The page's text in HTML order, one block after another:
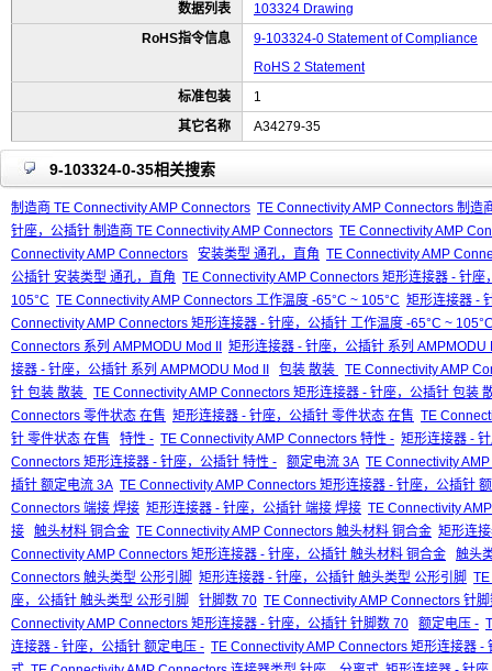
数据列表
103324 Drawing
RoHS指令信息
9-103324-0 Statement of Compliance
RoHS 2 Statement
标准包装
1
其它名称
A34279-35
9-103324-0-35相关搜索
制造商 TE Connectivity AMP Connectors TE Connectivity AMP Connectors 制造
针座，公插针 制造商 TE Connectivity AMP Connectors TE Connectivity AMP
Connectivity AMP Connectors
安装类型 通孔，直角 TE Connectivity AMP
公插针 安装类型 通孔，直角 TE Connectivity AMP Connectors 矩形连接器 - 针座
105°C TE Connectivity AMP Connectors 工作温度 -65°C ~ 105°C 矩形连接器 -
Connectivity AMP Connectors 矩形连接器 - 针座，公插针 工作温度 -65°C ~
Connectors 系列 AMPMODU Mod II
矩形连接器 - 针座，公插针 系列 AMPMODU
接器 - 针座，公插针 系列 AMPMODU Mod II
包装 散装
TE Connectivity AMP
针 包装 散装
TE Connectivity AMP Connectors 矩形连接器 - 针座，公插针 包装
Connectors 零件状态 在售 矩形连接器 - 针座，公插针 零件状态 在售 TE
针 零件状态 在售
特性 - TE Connectivity AMP Connectors 特性 - 矩形连接器 -
Connectors 矩形连接器 - 针座，公插针 特性 -
额定电流 3A TE Connectivity
插针 额定电流 3A TE Connectivity AMP Connectors 矩形连接器 - 针座，公插针
Connectors 端接 焊接 矩形连接器 - 针座，公插针 端接 焊接 TE Connectivity
接
触头材料 铜合金 TE Connectivity AMP Connectors 触头材料 铜合金 矩形连
Connectivity AMP Connectors 矩形连接器 - 针座，公插针 触头材料 铜合金
触头
Connectors 触头类型 公形引脚 矩形连接器 - 针座，公插针 触头类型 公形引脚
座，公插针 触头类型 公形引脚
针脚数 70 TE Connectivity AMP Connectors 针
Connectivity AMP Connectors 矩形连接器 - 针座，公插针 针脚数 70
额定电压 -
连接器 - 针座，公插针 额定电压 - TE Connectivity AMP Connectors 矩形连接器 -